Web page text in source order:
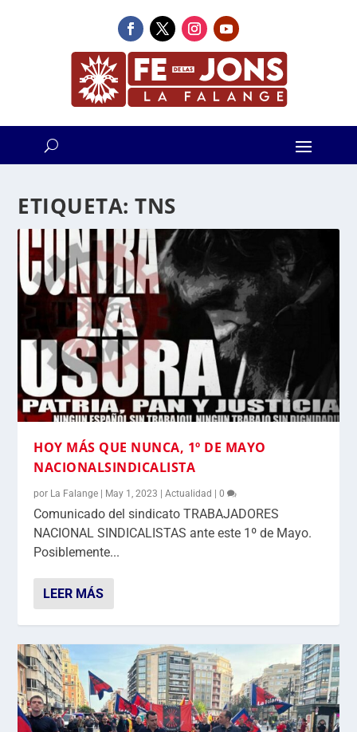
ETIQUETA:TNS
HOY MÁS QUE NUNCA, 1º DE MAYO
NACIONALSINDICALISTA
por La Falange | May 1, 2023 |Actualidad |0
Comunicado del sindicato TRABAJADORES
NACIONAL SINDICALISTAS ante este 1º de Mayo.
Posiblemente...
LEER MÁS